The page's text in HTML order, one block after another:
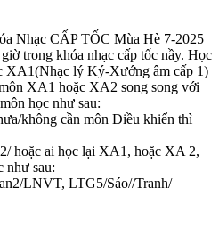
Nhạc CẤP TỐC Mùa Hè 7-2025
trong khóa nhạc cấp tốc nầy. Học
XA1(Nhạc lý Ký-Xướng âm cấp 1)
XA1 hoặc XA2 song song với
học như sau:
không cần môn Điều khiển thì
hoặc ai học lại XA1, hoặc XA 2,
như sau:
LNVT, LTG5/Sáo//Tranh/